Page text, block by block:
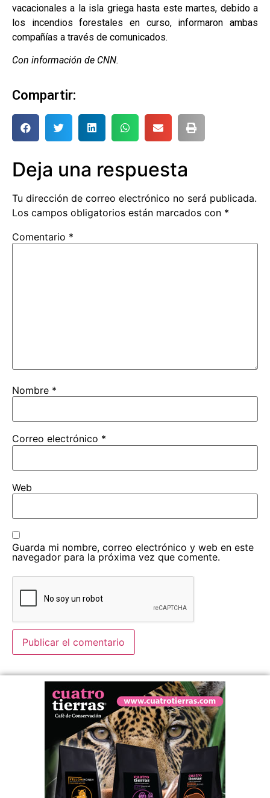
vacacionales a la isla griega hasta este martes, debido a
los incendios forestales en curso, informaron ambas
compañías a través de comunicados.
Con información de CNN.
Compartir:
Deja una respuesta
Tu dirección de correo electrónico no será publicada.
Los campos obligatorios están marcados con *
Comentario *
Nombre *
Correo electrónico *
Web
Guarda mi nombre, correo electrónico y web en este
navegador para la próxima vez que comente.